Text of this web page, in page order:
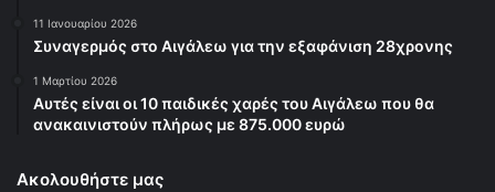
11 Ιανουαρίου 2026
Συναγερμός στο Αιγάλεω για την εξαφάνιση 28χρονης
1 Μαρτίου 2026
Αυτές είναι οι 10 παιδικές χαρές του Αιγάλεω που θα
ανακαινιστούν πλήρως με 875.000 ευρώ
Ακολουθήστε μας